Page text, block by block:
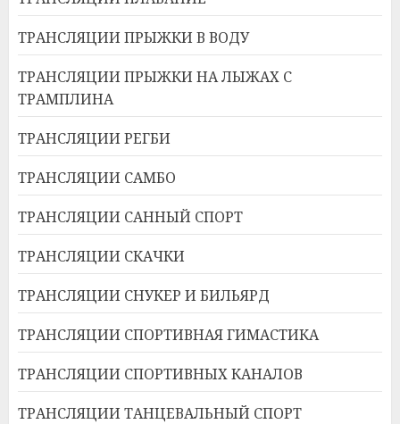
ТРАНСЛЯЦИИ ПРЫЖКИ В ВОДУ
ТРАНСЛЯЦИИ ПРЫЖКИ НА ЛЫЖАХ С
ТРАМПЛИНА
ТРАНСЛЯЦИИ РЕГБИ
ТРАНСЛЯЦИИ САМБО
ТРАНСЛЯЦИИ САННЫЙ СПОРТ
ТРАНСЛЯЦИИ СКАЧКИ
ТРАНСЛЯЦИИ СНУКЕР И БИЛЬЯРД
ТРАНСЛЯЦИИ СПОРТИВНАЯ ГИМАСТИКА
ТРАНСЛЯЦИИ СПОРТИВНЫХ КАНАЛОВ
ТРАНСЛЯЦИИ ТАНЦЕВАЛЬНЫЙ СПОРТ